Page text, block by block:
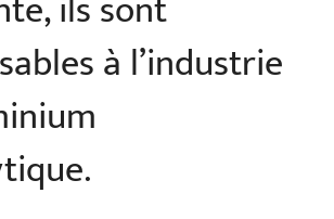
à l’industrie